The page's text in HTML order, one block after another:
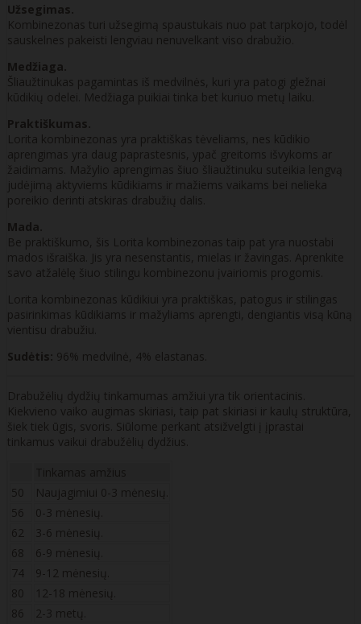
Užsegimas.
Kombinezonas turi užsegimą spaustukais nuo pat tarpkojo, todėl
sauskelnes pakeisti lengviau nenuvelkant viso drabužio.
Medžiaga.
Šliaužtinukas pagamintas iš medvilnės, kuri yra patogi gležnai
kūdikių odelei. Medžiaga puikiai tinka bet kuriuo metų laiku.
Praktiškumas.
Lorita kombinezonas yra praktiškas tėveliams, nes kūdikio
aprengimas yra daug paprastesnis, ypač greitoms išvykoms ar
žaidimams. Mažylio aprengimas šiuo šliaužtinuku suteikia lengvą
judėjimą aktyviems kūdikiams ir mažiems vaikams bei nelieka
poreikio derinti atskiras drabužių dalis.
Mada.
Be praktiškumo, šis Lorita kombinezonas taip pat yra nuostabi
mados išraiška. Jis yra nesenstantis, mielas ir žavingas. Aprenkite
savo atžalėlę šiuo stilingu kombinezonu įvairiomis progomis.
Lorita kombinezonas kūdikiui yra praktiškas, patogus ir stilingas
pasirinkimas kūdikiams ir mažyliams aprengti, dengiantis visą kūną
vientisu drabužiu.
Sudėtis: 96% medvilnė, 4% elastanas.
Drabužėlių dydžių tinkamumas amžiui yra tik orientacinis.
Kiekvieno vaiko augimas skiriasi, taip pat skiriasi ir kaulų struktūra,
šiek tiek ūgis, svoris. Siūlome perkant atsižvelgti į įprastai
tinkamus vaikui drabužėlių dydžius.
50
Naujagimiui 0-3 mėnesių.
56
0-3 mėnesių.
62
3-6 mėnesių.
68
6-9 mėnesių.
74
9-12 mėnesių.
80
12-18 mėnesių.
86
2-3 metų.